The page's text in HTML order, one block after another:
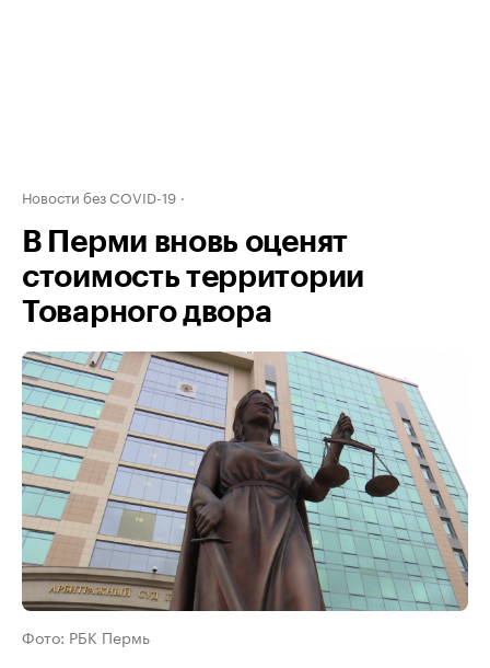
Новости без COVID-19
В Перми вновь оценят
стоимость территории
Товарного двора
Фото: РБК Пермь